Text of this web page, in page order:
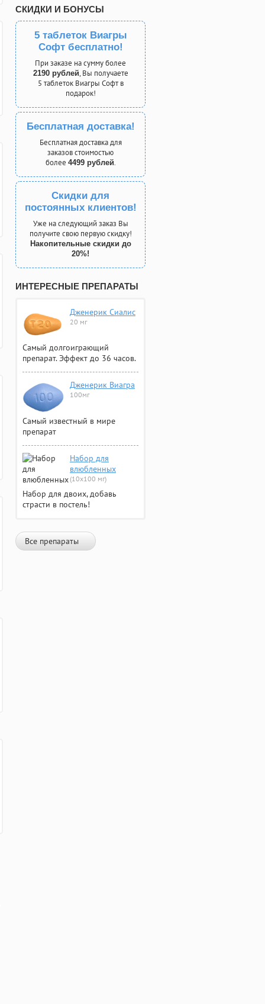
СКИДКИ И БОНУСЫ
5 таблеток Виагры
Софт бесплатно!
При заказе на сумму более
2190 рублей, Вы получаете
5 таблеток Виагры Софт в
подарок!
Бесплатная доставка!
Бесплатная доставка для
заказов стоимостью
более 4499 рублей.
Скидки для
постоянных клиентов!
Уже на следующий заказ Вы
получите свою первую скидку!
Накопительные скидки до
20%!
ИНТЕРЕСНЫЕ ПРЕПАРАТЫ
Дженерик Сиалис
20 мг
Самый долгоиграющий
препарат. Эффект до 36 часов.
Дженерик Виагра
100мг
Самый известный в мире
препарат
Набор для
влюбленных
(10х100 мг)
Набор для двоих, добавь
страсти в постель!
Все препараты